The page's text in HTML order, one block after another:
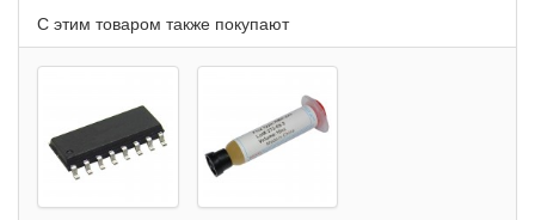
С этим товаром также покупают